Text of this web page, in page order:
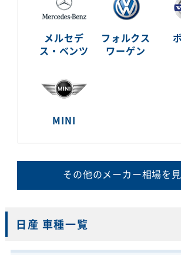
メルセデ
ス・ベンツ
フォルクス
ワーゲン
MINI
その他のメーカー相場を
日産 車種一覧